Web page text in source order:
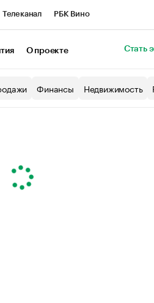
Телеканал РБК Вино
О проекте Стать
Финансы Недвижимость